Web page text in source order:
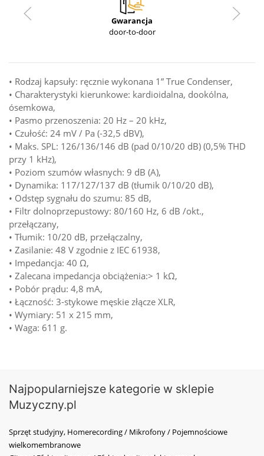
Gwarancja
door-to-door
• Rodzaj kapsuły: ręcznie wykonana 1” True Condenser,
• Charakterystyki kierunkowe: kardioidalna, dookólna,
ósemkowa,
• Pasmo przenoszenia: 20 Hz – 20 kHz,
• Czułość: 24 mV / Pa (-32,5 dBV),
• Maks. SPL: 126/136/146 dB (pad 0/10/20 dB) (0,5% THD
przy 1 kHz),
• Poziom szumów własnych: 9 dB (A),
• Dynamika: 117/127/137 dB (tłumik 0/10/20 dB),
• Odstęp sygnału do szumu: 85 dB,
• Filtr dolnoprzepustowy: 80/160 Hz, 6 dB /okt.,
przełączany,
• Tłumik: 10/20 dB, przełączalny,
• Zasilanie: 48 V zgodnie z IEC 61938,
• Impedancja: 40 Ω,
• Zalecana impedancja obciążenia:> 1 kΩ,
• Pobór prądu: 4,8 mA,
• Łączność: 3-stykowe męskie złącze XLR,
• Wymiary: 51 x 215 mm,
• Waga: 611 g.
Najpopularniejsze kategorie w sklepie
Muzyczny.pl
Sprzęt studyjny, Homerecording / Mikrofony / Pojemnościowe
wielkomembranowe